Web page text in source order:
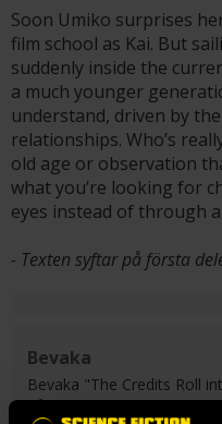
Soon Umiko surprises
film school as Kai. But
suddenly inside the
a much younger
understand, driven by
relationships. Who’s
old age or observation
what you’re looking for
eyes instead of through
- Texten syftar på första
Bevaka
Bevaka "The Credits Roll
gång en ny del i serien blir